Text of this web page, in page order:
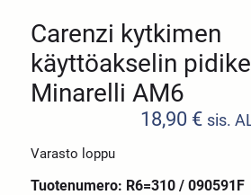
Carenzi kytkimen
käyttöakselin
Minarelli AM6
18,90 € sis.
Varasto loppu
Tuotenumero: R6=310 / 090591F